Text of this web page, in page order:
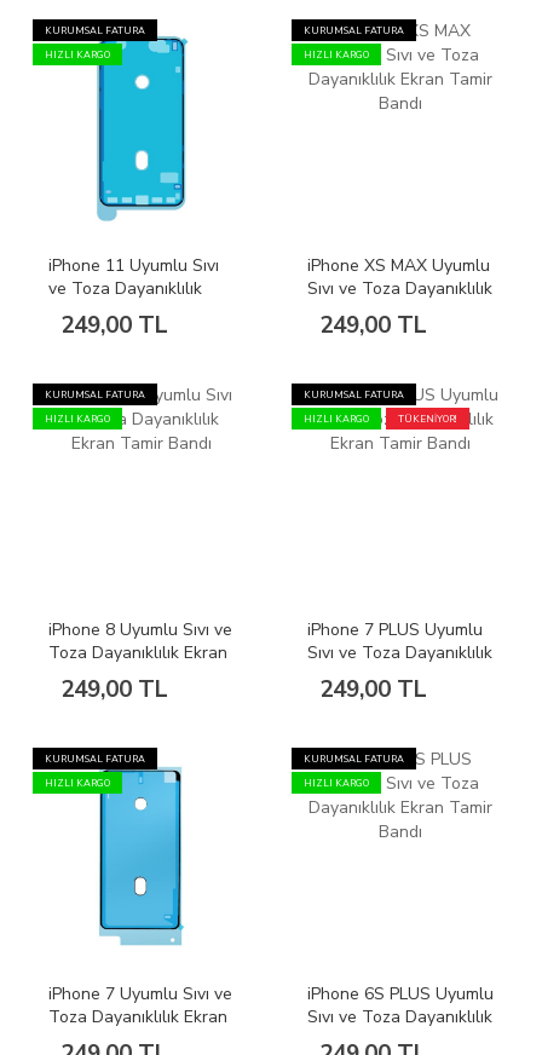
KURUMSAL FATURA
HIZLI KARGO
iPhone 11 Uyumlu Sıvı
ve Toza Dayanıklılık
Ekran Tamir Bandı
249,00 TL
KURUMSAL FATURA
HIZLI KARGO
iPhone XS MAX Uyumlu
Sıvı ve Toza Dayanıklılık
Ekran Tamir Bandı
249,00 TL
KURUMSAL FATURA
HIZLI KARGO
iPhone 8 Uyumlu Sıvı ve
Toza Dayanıklılık Ekran
Tamir Bandı
249,00 TL
KURUMSAL FATURA
HIZLI KARGO
TÜKENİYOR!
iPhone 7 PLUS Uyumlu
Sıvı ve Toza Dayanıklılık
Ekran Tamir Bandı
249,00 TL
KURUMSAL FATURA
HIZLI KARGO
iPhone 7 Uyumlu Sıvı ve
Toza Dayanıklılık Ekran
Tamir Bandı
KURUMSAL FATURA
HIZLI KARGO
iPhone 6S PLUS Uyumlu
Sıvı ve Toza Dayanıklılık
Ekran Tamir Bandı